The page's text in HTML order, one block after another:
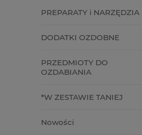
PREPARATY i NARZĘDZIA
DODATKI OZDOBNE
PRZEDMIOTY DO
OZDABIANIA
*W ZESTAWIE TANIEJ
Nowości
79,00 złCena regularna:
do koszyka